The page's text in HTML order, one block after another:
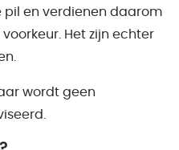
pil en verdienen daarom
Het zijn echter
wordt geen